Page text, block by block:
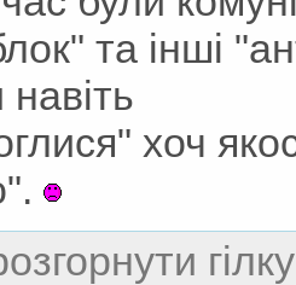
та інші
хоч